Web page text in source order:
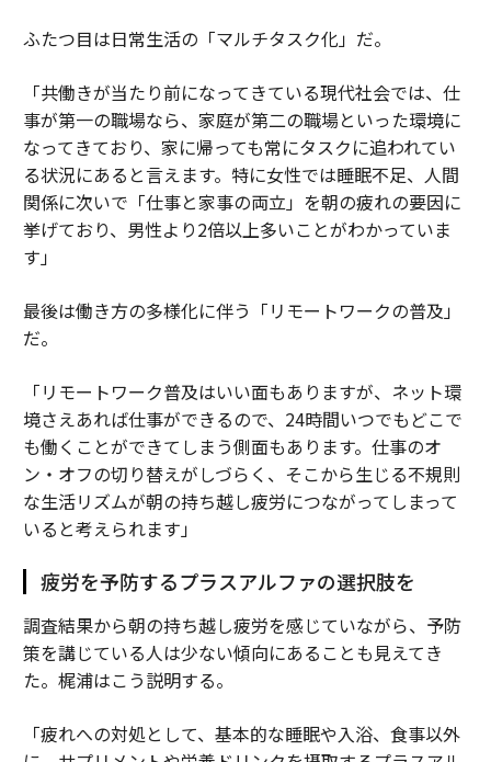
ふたつ目は日常生活の「マルチタスク化」だ。
「共働きが当たり前になってきている現代社会では、仕
事が第一の職場なら、家庭が第二の職場といった環境に
なってきており、家に帰っても常にタスクに追われてい
る状況にあると言えます。特に女性では睡眠不足、人間
関係に次いで「仕事と家事の両立」を朝の疲れの要因に
挙げており、男性より2倍以上多いことがわかっていま
す」
最後は働き方の多様化に伴う「リモートワークの普及」
だ。
「リモートワーク普及はいい面もありますが、ネット環
境さえあれば仕事ができるので、24時間いつでもどこで
も働くことができてしまう側面もあります。仕事のオ
ン・オフの切り替えがしづらく、そこから生じる不規則
な生活リズムが朝の持ち越し疲労につながってしまって
いると考えられます」
疲労を予防するプラスアルファの選択肢を
調査結果から朝の持ち越し疲労を感じていながら、予防
策を講じている人は少ない傾向にあることも見えてき
た。梶浦はこう説明する。
「疲れへの対処として、基本的な睡眠や入浴、食事以外